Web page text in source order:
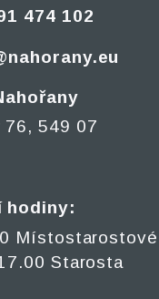
474 102
76, 549 07
hodiny:
Místostarostové
Starosta